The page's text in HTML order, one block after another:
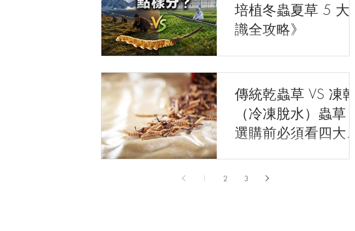
培植冬蟲夏草 5 大辨
識全攻略》
傳統乾蟲草 VS 凍乾
（冷凍脫水）蟲草：
選購前必須看四大內
1 2 3